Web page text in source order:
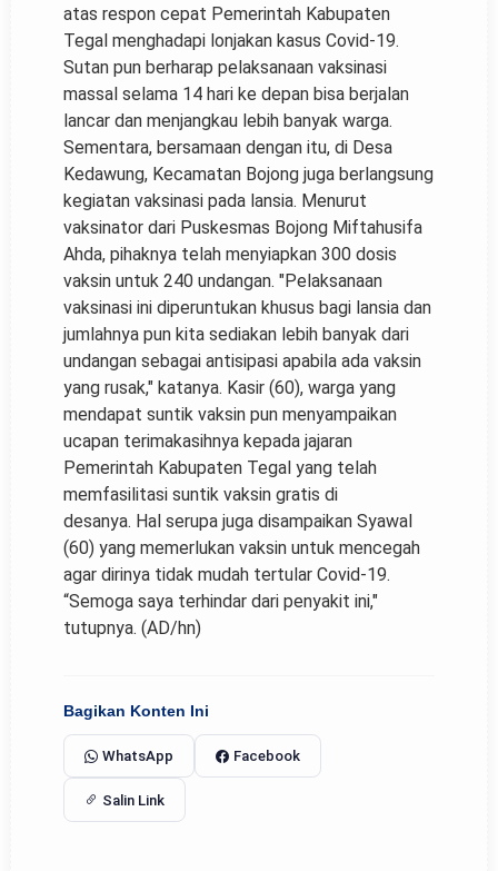
atas respon cepat Pemerintah Kabupaten
Tegal menghadapi lonjakan kasus Covid-19.
Sutan pun berharap pelaksanaan vaksinasi
massal selama 14 hari ke depan bisa berjalan
lancar dan menjangkau lebih banyak warga.
Sementara, bersamaan dengan itu, di Desa
Kedawung, Kecamatan Bojong juga berlangsung
kegiatan vaksinasi pada lansia. Menurut
vaksinator dari Puskesmas Bojong Miftahusifa
Ahda, pihaknya telah menyiapkan 300 dosis
vaksin untuk 240 undangan. "Pelaksanaan
vaksinasi ini diperuntukan khusus bagi lansia dan
jumlahnya pun kita sediakan lebih banyak dari
undangan sebagai antisipasi apabila ada vaksin
yang rusak," katanya. Kasir (60), warga yang
mendapat suntik vaksin pun menyampaikan
ucapan terimakasihnya kepada jajaran
Pemerintah Kabupaten Tegal yang telah
memfasilitasi suntik vaksin gratis di
desanya. Hal serupa juga disampaikan Syawal
(60) yang memerlukan vaksin untuk mencegah
agar dirinya tidak mudah tertular Covid-19.
“Semoga saya terhindar dari penyakit ini,"
tutupnya. (AD/hn)
Bagikan Konten Ini
WhatsApp Facebook
Salin Link